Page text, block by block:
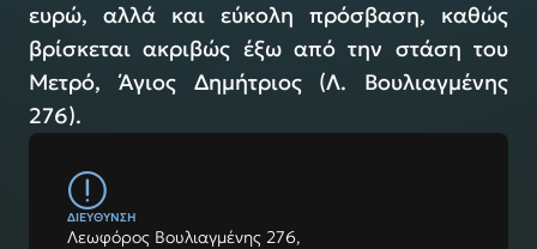
ευρώ, αλλά και εύκολη πρόσβαση, καθώς
βρίσκεται ακριβώς έξω από την στάση του
Μετρό, Άγιος Δημήτριος (Λ. Βουλιαγμένης
276).
ΔΙΕΥΘΥΝΣΗ
Λεωφόρος Βουλιαγμένης 276,